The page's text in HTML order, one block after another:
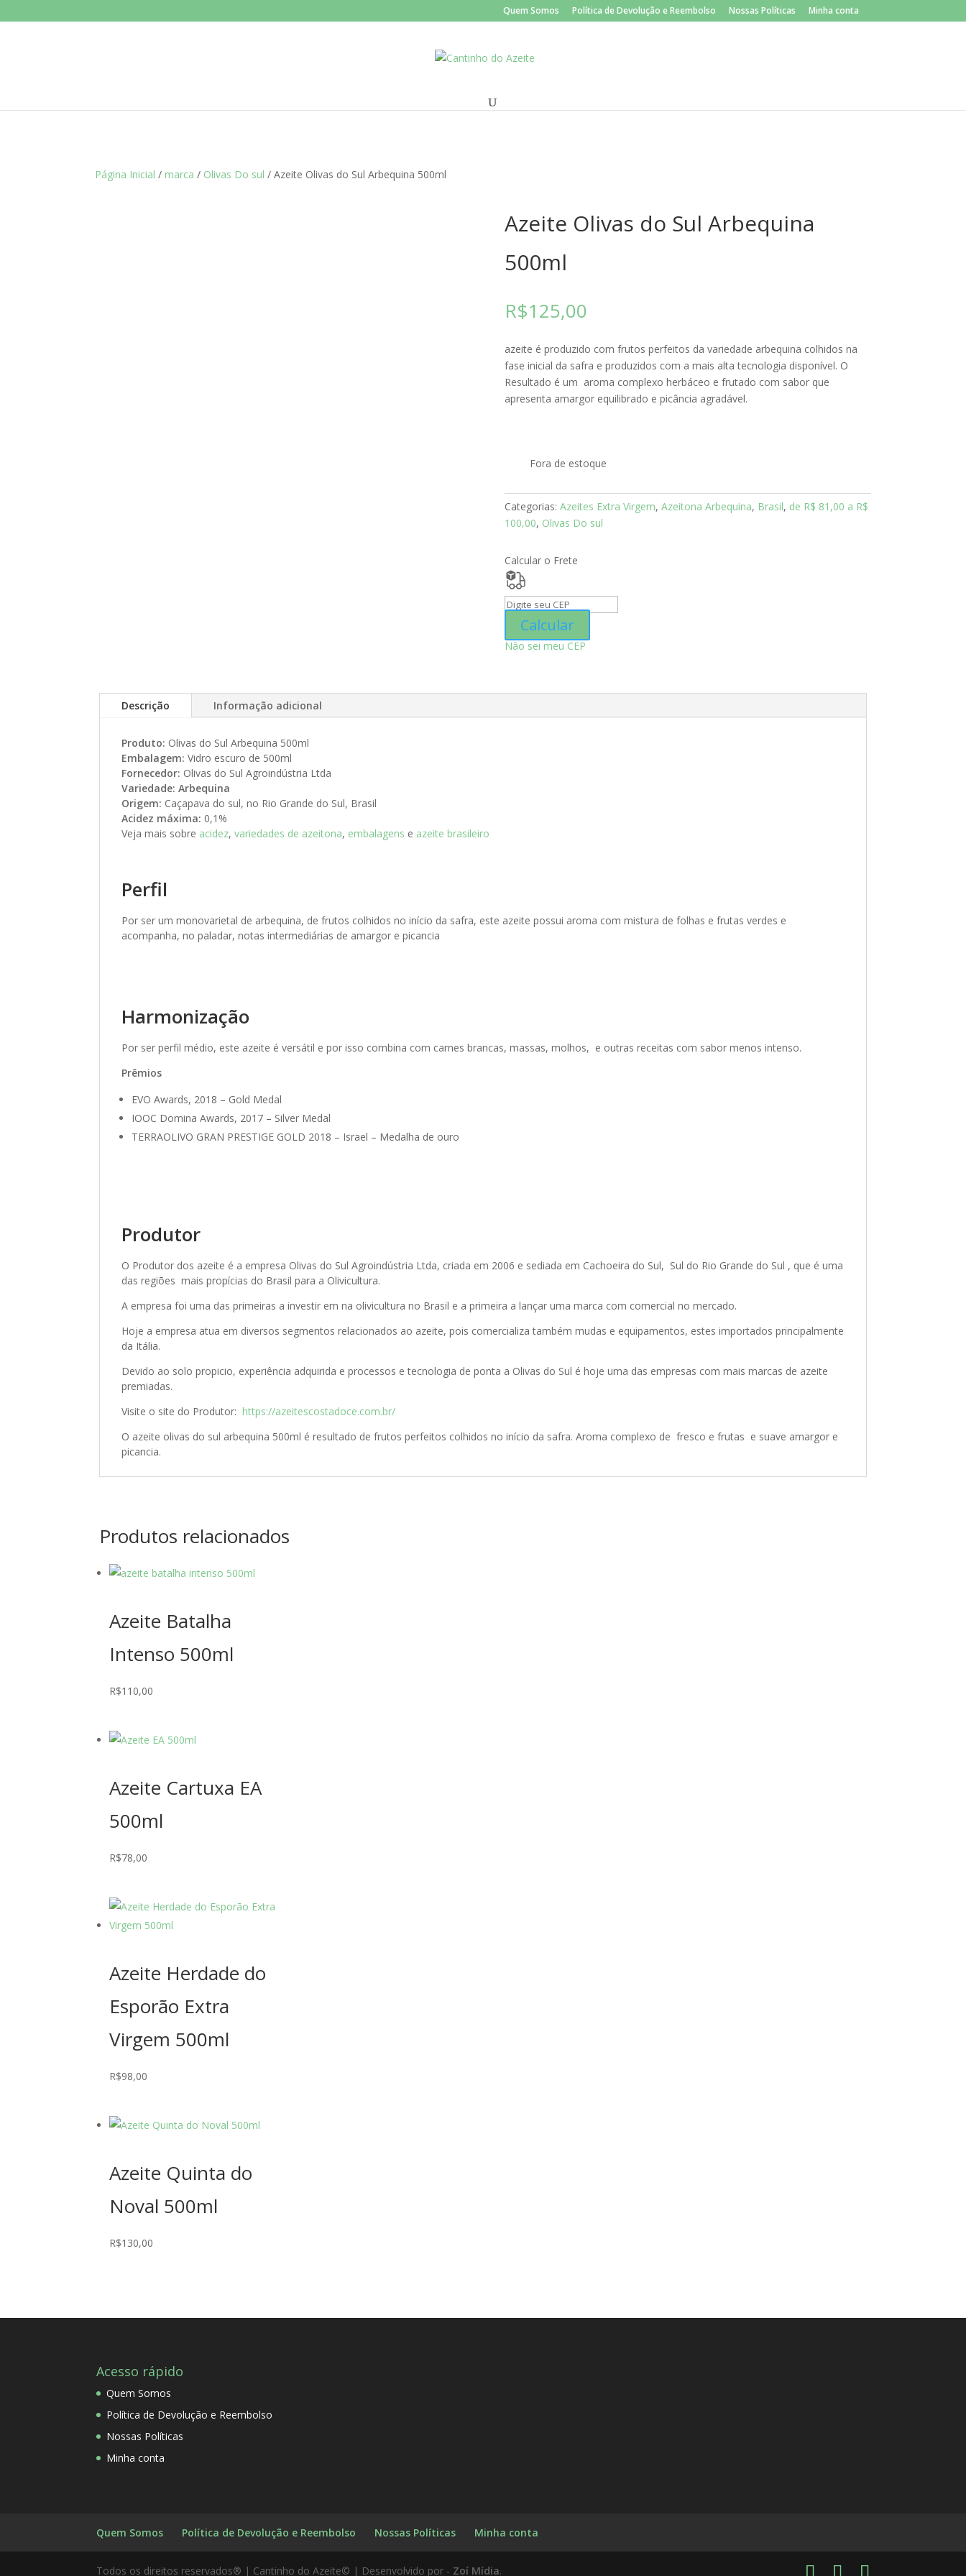
Quem Somos Política de Devolução e Reembolso Nossas Políticas Minha conta
Página Inicial / marca / Olivas Do sul / Azeite Olivas do Sul Arbequina 500ml
Azeite Olivas do Sul Arbequina
500ml
R$125,00
azeite é produzido com frutos perfeitos da variedade arbequina colhidos na
fase inicial da safra e produzidos com a mais alta tecnologia disponível. O
Resultado é um aroma complexo herbáceo e frutado com sabor que
apresenta amargor equilibrado e picância agradável.
Fora de estoque
Categorias: Azeites Extra Virgem, Azeitona Arbequina, Brasil, de R$ 81,00 a R$
100,00, Olivas Do sul
Calcular o Frete
Calcular
Não sei meu CEP
Descrição Informação adicional
Produto: Olivas do Sul Arbequina 500ml
Embalagem:Vidro escuro de 500ml
Fornecedor: Olivas do Sul Agroindústria Ltda
Variedade:Arbequina
Origem: Caçapava do sul, no Rio Grande do Sul, Brasil
Acidez máxima: 0,1%
Veja mais sobre acidez,variedades de azeitona, embalagens e azeite brasileiro
Perfil
Por ser um monovarietal de arbequina, de frutos colhidos no início da safra, este azeite possui aroma com mistura de folhas e frutas verdes e
acompanha, no paladar, notas intermediárias de amargor e picancia
Harmonização
Por ser perfil médio, este azeite é versátil e por isso combina com carnes brancas, massas, molhos, e outras receitas com sabor menos intenso.
Prêmios
EVO Awards, 2018 – Gold Medal
IOOC Domina Awards, 2017 – Silver Medal
TERRAOLIVO GRAN PRESTIGE GOLD 2018 – Israel – Medalha de ouro
Produtor
O Produtor dos azeite é a empresa Olivas do Sul Agroindústria Ltda, criada em 2006 e sediada em Cachoeira do Sul, Sul do Rio Grande do Sul , que é uma
das regiões mais propícias do Brasil para a Olivicultura.
A empresa foi uma das primeiras a investir em na olivicultura no Brasil e a primeira a lançar uma marca com comercial no mercado.
Hoje a empresa atua em diversos segmentos relacionados ao azeite, pois comercializa também mudas e equipamentos, estes importados principalmente
da Itália.
Devido ao solo propicio, experiência adquirida e processos e tecnologia de ponta a Olivas do Sul é hoje uma das empresas com mais marcas de azeite
premiadas.
Visite o site do Produtor: https://azeitescostadoce.com.br/
O azeite olivas do sul arbequina 500ml é resultado de frutos perfeitos colhidos no início da safra. Aroma complexo de fresco e frutas e suave amargor e
picancia.
Produtos relacionados
Azeite Batalha
Intenso 500ml
R$110,00
Azeite Cartuxa EA
500ml
R$78,00
Azeite Herdade do
Esporão Extra
Virgem 500ml
R$98,00
Azeite Quinta do
Noval 500ml
R$130,00
Acesso rápido
Quem Somos
Política de Devolução e Reembolso
Nossas Políticas
Minha conta
Quem Somos Política de Devolução e Reembolso Nossas Políticas Minha conta
Todos os direitos reservados® | Cantinho do Azeite© | Desenvolvido por - Zoí Mídia.